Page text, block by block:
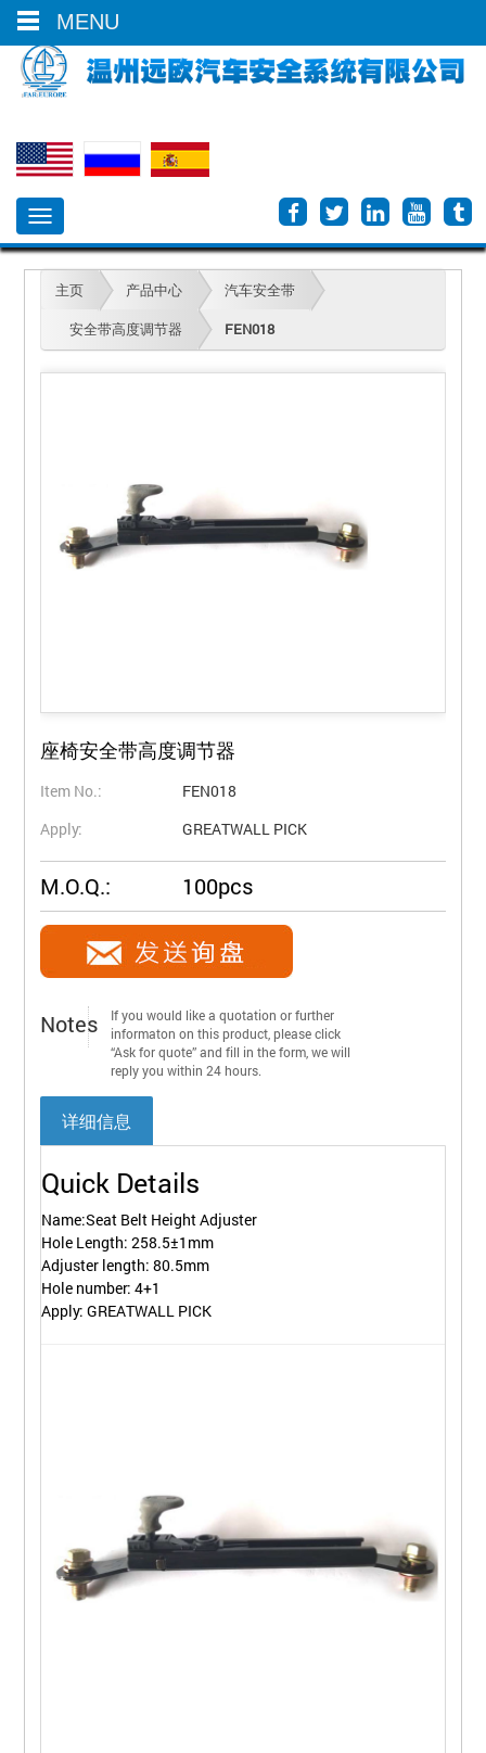
Toggle
navigation
主页 产品中心 汽车安全带
安全带高度调节器 FEN018
座椅安全带高度调节器
Item No.:
FEN018
Apply:
GREATWALL PICK
M.O.Q.: 100pcs
Notes
If you would like a quotation or further
informaton on this product, please click
“Ask for quote” and fill in the form, we will
reply you within 24 hours.
详细信息
Quick Details
Name:Seat Belt Height Adjuster
Hole Length: 258.5±1mm
Adjuster length: 80.5mm
Hole number: 4+1
Apply: GREATWALL PICK
MENU